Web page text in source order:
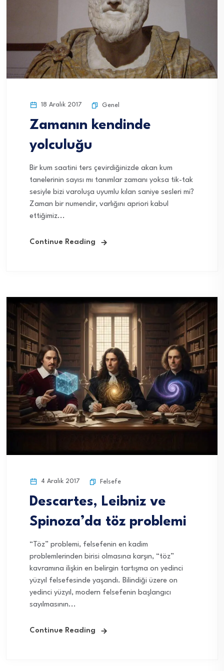
18 Aralık 2017 Genel
Zamanın kendinde
yolculuğu
Bir kum saatini ters çevirdiğinizde akan kum
tanelerinin sayısı mı tanımlar zamanı yoksa tik-tak
sesiyle bizi varoluşa uyumlu kılan saniye sesleri mi?
Zaman bir numendir, varlığını apriori kabul
ettiğimiz...
Continue Reading
4 Aralık 2017 Felsefe
Descartes, Leibniz ve
Spinoza’da töz problemi
“Töz” problemi, felsefenin en kadim
problemlerinden birisi olmasına karşın, “töz”
kavramına ilişkin en belirgin tartışma on yedinci
yüzyıl felsefesinde yaşandı. Bilindiği üzere on
yedinci yüzyıl, modern felsefenin başlangıcı
sayılmasının...
Continue Reading